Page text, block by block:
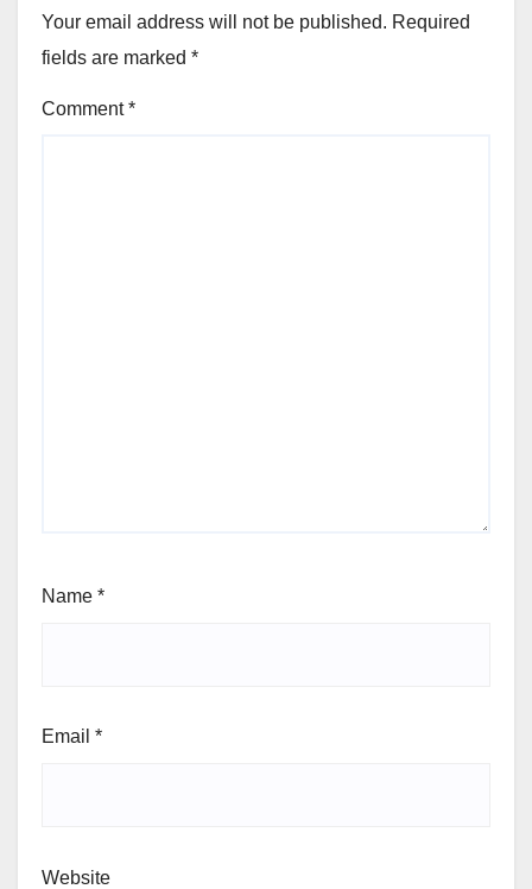
Your email address will not be published. Required
fields are marked *
Comment*
Name *
Email *
Website